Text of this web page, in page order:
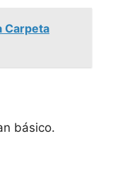
Carpeta
básico.